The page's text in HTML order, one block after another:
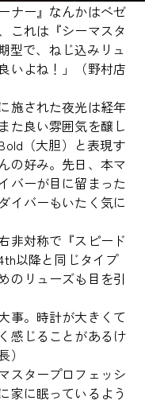
ナー』なんかはベゼ
これは『シーマスタ
型で、ねじ込みリュ
いよね！」（野村店
施された夜光は経年
た良い雰囲気を醸し
（大胆）と表現す
の好み。先日、本マ
バーが目に留まった
イバーもいたく気に
非対称で『スピード
以降と同じタイプ
のリューズも目を引
事。時計が大きくて
感じることがあるけ
スタープロフェッシ
家に眠っているよう